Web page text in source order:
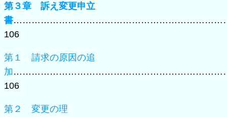
第３章 訴え変更申立
書
106
第１ 請求の原因の追
加
106
第２ 変更の理